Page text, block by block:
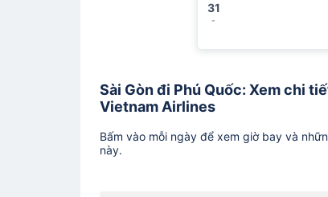
31
-
Sài Gòn đi Phú Quốc: Xem chi
Vietnam Airlines
Bấm vào mỗi ngày để xem giờ bay và
này.